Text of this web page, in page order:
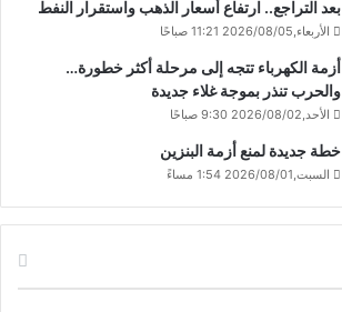
بعد التراجع.. ارتفاع أسعار الذهب واستقرار النفط
الأربعاء,2026/08/05 11:21 صباحًا
أزمة الكهرباء تتجه إلى مرحلة أكثر خطورة…
والحرب تنذر بموجة غلاء جديدة
الأحد,2026/08/02 9:30 صباحًا
خطة جديدة لمنع أزمة البنزين
السبت,2026/08/01 1:54 مساءً